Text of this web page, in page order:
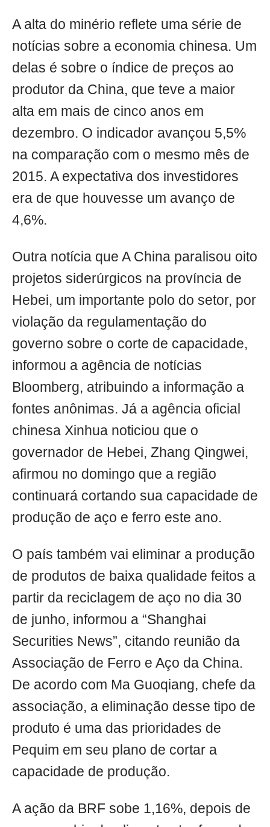
A alta do minério reflete uma série de
notícias sobre a economia chinesa. Um
delas é sobre o índice de preços ao
produtor da China, que teve a maior
alta em mais de cinco anos em
dezembro. O indicador avançou 5,5%
na comparação com o mesmo mês de
2015. A expectativa dos investidores
era de que houvesse um avanço de
4,6%.
Outra notícia que A China paralisou oito
projetos siderúrgicos na província de
Hebei, um importante polo do setor, por
violação da regulamentação do
governo sobre o corte de capacidade,
informou a agência de notícias
Bloomberg, atribuindo a informação a
fontes anônimas. Já a agência oficial
chinesa Xinhua noticiou que o
governador de Hebei, Zhang Qingwei,
afirmou no domingo que a região
continuará cortando sua capacidade de
produção de aço e ferro este ano.
O país também vai eliminar a produção
de produtos de baixa qualidade feitos a
partir da reciclagem de aço no dia 30
de junho, informou a “Shanghai
Securities News”, citando reunião da
Associação de Ferro e Aço da China.
De acordo com Ma Guoqiang, chefe da
associação, a eliminação desse tipo de
produto é uma das prioridades de
Pequim em seu plano de cortar a
capacidade de produção.
A ação da BRF sobe 1,16%, depois de